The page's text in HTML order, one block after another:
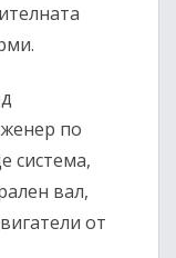
по
система,
вал,
от